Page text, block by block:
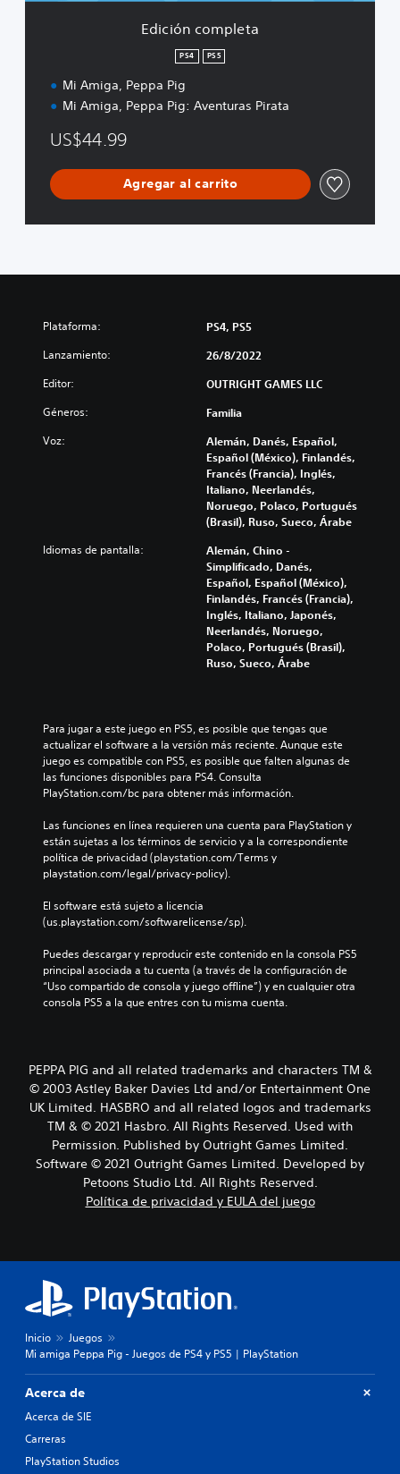
Edición completa
PS4 PS5
Mi Amiga, Peppa Pig
Mi Amiga, Peppa Pig: Aventuras Pirata
US$44.99
Agregar al carrito
Plataforma: PS4, PS5
Lanzamiento: 26/8/2022
Editor: OUTRIGHT GAMES LLC
Géneros: Familia
Voz:
Alemán, Danés, Español,
Español (México), Finlandés,
Francés (Francia), Inglés,
Italiano, Neerlandés,
Noruego, Polaco, Portugués
(Brasil), Ruso, Sueco, Árabe
Idiomas de pantalla:
Alemán, Chino -
Simplificado, Danés,
Español, Español (México),
Finlandés, Francés (Francia),
Inglés, Italiano, Japonés,
Neerlandés, Noruego,
Polaco, Portugués (Brasil),
Ruso, Sueco, Árabe
Para jugar a este juego en PS5, es posible que tengas que
actualizar el software a la versión más reciente. Aunque este
juego es compatible con PS5, es posible que falten algunas de
las funciones disponibles para PS4. Consulta
PlayStation.com/bc para obtener más información.
Las funciones en línea requieren una cuenta para PlayStation y
están sujetas a los términos de servicio y a la correspondiente
política de privacidad (playstation.com/Terms y
playstation.com/legal/privacy-policy).
El software está sujeto a licencia
(us.playstation.com/softwarelicense/sp).
Puedes descargar y reproducir este contenido en la consola PS5
principal asociada a tu cuenta (a través de la configuración de
“Uso compartido de consola y juego offline”) y en cualquier otra
consola PS5 a la que entres con tu misma cuenta.
PEPPA PIG and all related trademarks and characters TM &
© 2003 Astley Baker Davies Ltd and/or Entertainment One
UK Limited. HASBRO and all related logos and trademarks
TM & © 2021 Hasbro. All Rights Reserved. Used with
Permission. Published by Outright Games Limited.
Software © 2021 Outright Games Limited. Developed by
Petoons Studio Ltd. All Rights Reserved.
Política de privacidad y EULA del juego
Inicio
Juegos
Mi amiga Peppa Pig - Juegos de PS4 y PS5 | PlayStation
Acerca de
Acerca de SIE
Carreras
PlayStation Studios